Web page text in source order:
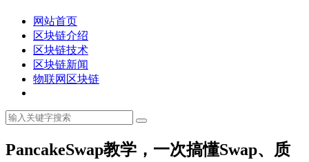
网站首页
区块链介绍
区块链技术
区块链新闻
物联网区块链
PancakeSwap教学，一次搞懂Swap、质